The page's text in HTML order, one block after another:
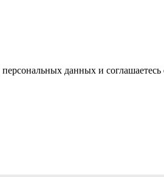
данных и